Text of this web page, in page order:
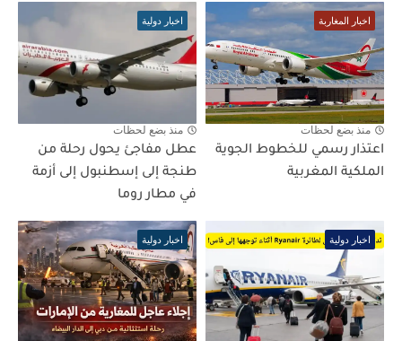
اخبار المغاربة
منذ بضع لحظات
اعتذار رسمي للخطوط الجوية
الملكية المغربية
اخبار دولية
منذ بضع لحظات
عطل مفاجئ يحول رحلة من
طنجة إلى إسطنبول إلى أزمة
في مطار روما
اخبار دولية اخبار دولية